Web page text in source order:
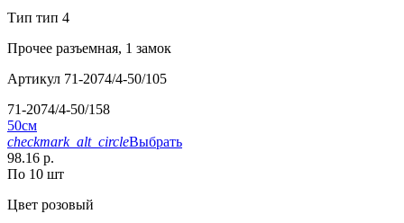
Тип тип 4
Прочее разъемная, 1 замок
Артикул 71-2074/4-50/105
71-2074/4-50/158
50см
checkmark_alt_circleВыбрать
98.16 р.
По 10 шт
Цвет розовый